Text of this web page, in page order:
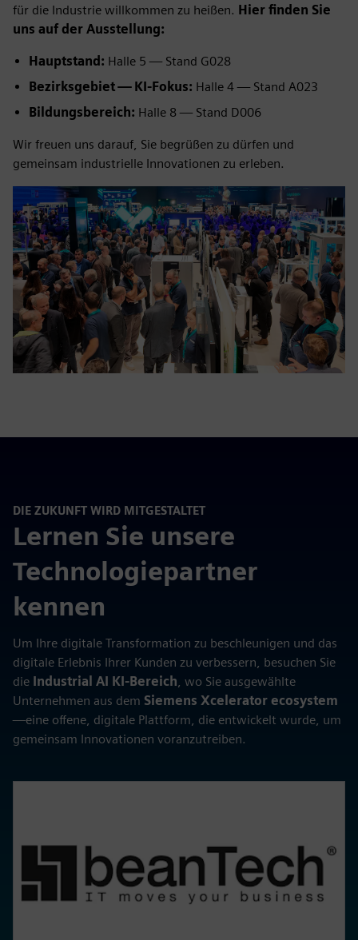
für die Industrie willkommen zu heißen. Hier finden Sie
uns auf der Ausstellung:
Hauptstand: Halle 5 — Stand G028
Bezirksgebiet — KI-Fokus: Halle 4 — Stand A023
Bildungsbereich: Halle 8 — Stand D006
Wir freuen uns darauf, Sie begrüßen zu dürfen und
gemeinsam industrielle Innovationen zu erleben.
DIE ZUKUNFT WIRD MITGESTALTET
Lernen Sie unsere
Technologiepartner
kennen
Um Ihre digitale Transformation zu beschleunigen und das
digitale Erlebnis Ihrer Kunden zu verbessern, besuchen Sie
die Industrial AI KI-Bereich , wo Sie ausgewählte
Unternehmen aus dem Siemens Xcelerator ecosystem
—eine offene, digitale Plattform, die entwickelt wurde, um
gemeinsam Innovationen voranzutreiben.